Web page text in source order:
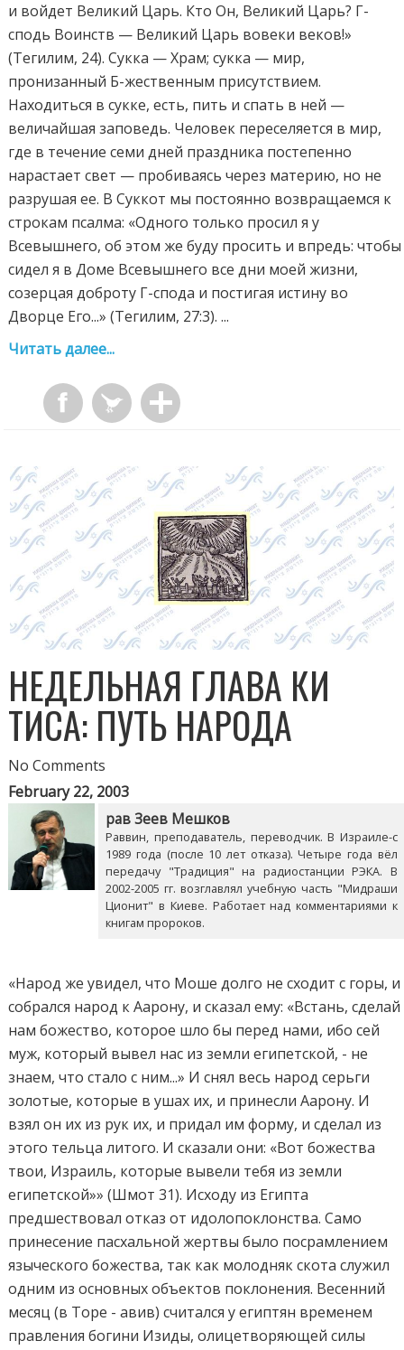
и войдет Великий Царь. Кто Он, Великий Царь? Г-
сподь Воинств — Великий Царь вовеки веков!»
(Тегилим, 24). Сукка — Храм; сукка — мир,
пронизанный Б-жественным присутствием.
Находиться в сукке, есть, пить и спать в ней —
величайшая заповедь. Человек переселяется в мир,
где в течение семи дней праздника постепенно
нарастает свет — пробиваясь через материю, но не
разрушая ее. В Суккот мы постоянно возвращаемся к
строкам псалма: «Одного только просил я у
Всевышнего, об этом же буду просить и впредь: чтобы
сидел я в Доме Всевышнего все дни моей жизни,
созерцая доброту Г-спода и постигая истину во
Дворце Его...» (Тегилим, 27:3). ...
Читать далее...
НЕДЕЛЬНАЯ ГЛАВА КИ
ТИСА: ПУТЬ НАРОДА
No Comments
February 22, 2003
рав Зеев Мешков
Раввин, преподаватель, переводчик. В Израиле-с
1989 года (после 10 лет отказа). Четыре года вёл
передачу "Традиция" на радиостанции РЭКА. В
2002-2005 гг. возглавлял учебную часть "Мидраши
Ционит" в Киеве. Работает над комментариями к
книгам пророков.
«Народ же увидел, что Моше долго не сходит с горы, и
собрался народ к Аарону, и сказал ему: «Встань, сделай
нам божество, которое шло бы перед нами, ибо сей
муж, который вывел нас из земли египетской, - не
знаем, что стало с ним...» И снял весь народ серьги
золотые, которые в ушах их, и принесли Аарону. И
взял он их из рук их, и придал им форму, и сделал из
этого тельца литого. И сказали они: «Вот божества
твои, Израиль, которые вывели тебя из земли
египетской»» (Шмот 31). Исходу из Египта
предшествовал отказ от идолопоклонства. Само
принесение пасхальной жертвы было посрамлением
языческого божества, так как молодняк скота служил
одним из основных объектов поклонения. Весенний
месяц (в Торе - авив) считался у египтян временем
правления богини Изиды, олицетворяющей силы